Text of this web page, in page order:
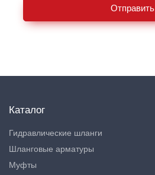
Отправить
Каталог
Гидравлические шланги
Шланговые арматуры
Муфты